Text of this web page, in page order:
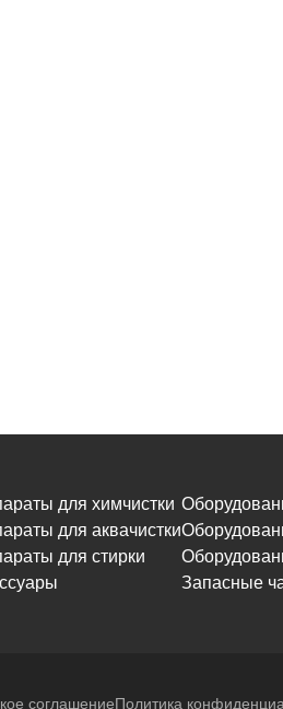
для химчистки
для аквачистки
для стирки
Запасные
соглашениеПолитика